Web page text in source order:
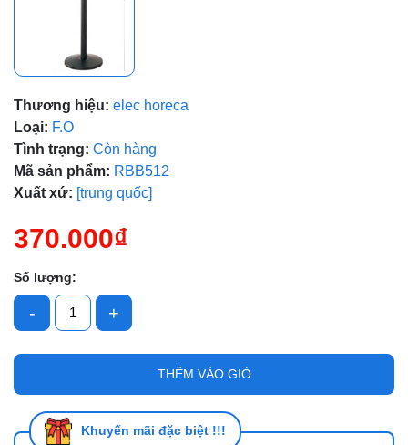
Thương hiệu: elec horeca
Loại: F.O
Tình trạng: Còn hàng
Mã sản phẩm: RBB512
Xuất xứ: [trung quốc]
370.000₫
Số lượng:
- +
THÊM VÀO GIỎ
Khuyến mãi đặc biệt !!!